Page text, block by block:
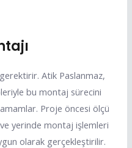
Atik Paslanmaz,
bu montaj sürecini
Proje öncesi ölçü
yerinde montaj işlemleri
olarak gerçekleştirilir.